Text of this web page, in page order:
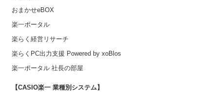
おまかせeBOX
楽一ポータル
楽らく経営リサーチ
楽らくPC出力支援 Powered by xoBlos
楽一ポータル 社長の部屋
【CASIO楽一 業種別システム】